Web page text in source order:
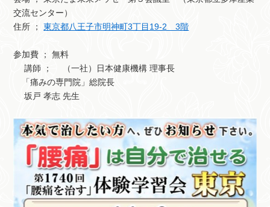
交流センター）
住所 ；東京都八王子市明神町3丁目19-2 3階
参加費 ； 無料
講師 ； （一社）日本健康機構 理事長
「痛みの専門院」総院長
坂戸 孝志 先生